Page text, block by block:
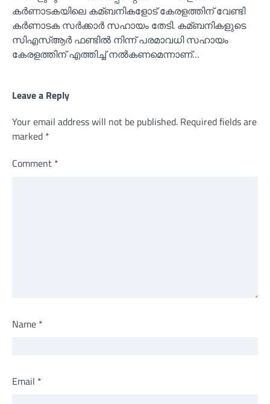
കര്‍ണാടകയിലെ കമ്ബനികളോട് കേരളത്തിന് വേണ്ടി
കര്‍ണാടക സര്‍ക്കാര്‍ സഹായം തേടി. കമ്ബനികളുടെ
സിഎസ്‌ആര്‍ ഫണ്ടില്‍ നിന്ന് പരമാവധി സഹായം
കേരളത്തിന് എത്തിച്ച്‌ നല്‍കണമെന്നാണ്…
Leave a Reply
Your email address will not be published. Required fields are
marked *
Comment *
Name *
Email *